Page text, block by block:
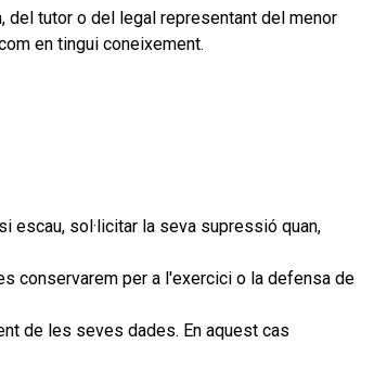
del tutor o del legal representant del menor
en tingui coneixement.
escau, sol·licitar la seva supressió quan,
conservarem per a l'exercici o la defensa de
de les seves dades. En aquest cas